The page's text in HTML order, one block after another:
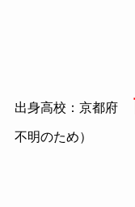
出身高校：京都府
不明のため）